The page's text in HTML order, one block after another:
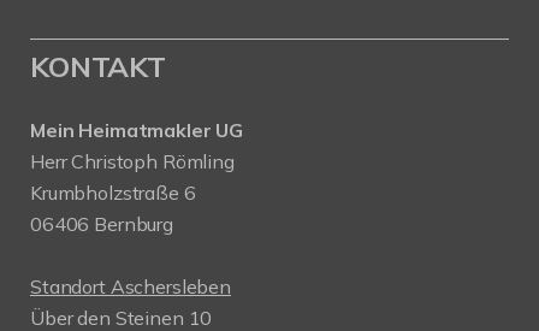
KONTAKT
Mein Heimatmakler UG
Herr Christoph Römling
Krumbholzstraße 6
06406 Bernburg
Standort Aschersleben
Über den Steinen 10